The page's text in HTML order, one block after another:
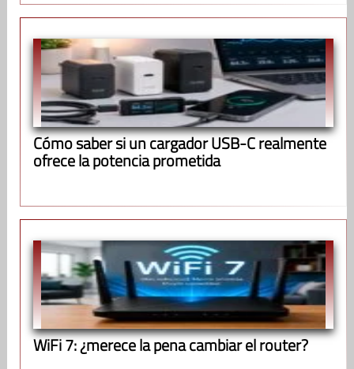
Cómo saber si un cargador USB-C realmente
ofrece la potencia prometida
WiFi 7: ¿merece la pena cambiar el router?